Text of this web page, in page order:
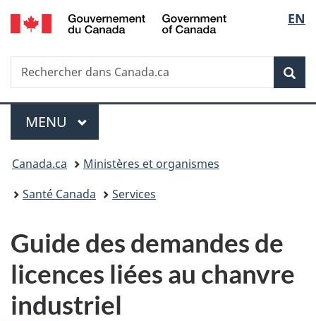
Passer
au
principal
Passer
à
Au
du
Passer
à
version
simplifiée
de
la
EN
Recherche
Rechercher
dans
Menu
MENU PRINCIPAL
Vous
êtes
Canada.ca
Ministères et organismes
Santé Canada
Services
Guide des demandes de
licences liées au chanvre
industriel